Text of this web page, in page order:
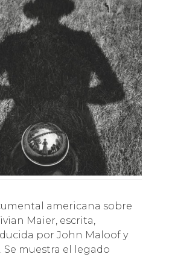
Maier, escrita,
por John Maloof y
Se muestra el legado